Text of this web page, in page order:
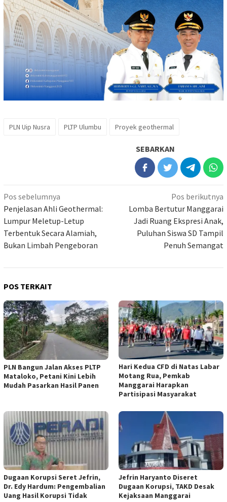
PLN Uip Nusra PLTP Ulumbu Proyek geothermal
SEBARKAN
Navigasi
pos
Pos sebelumnya
Penjelasan Ahli Geothermal:
Lumpur Meletup-Letup
Terbentuk Secara Alamiah,
Bukan Limbah Pengeboran
Pos berikutnya
Lomba Bertutur Manggarai
Jadi Ruang Ekspresi Anak,
Puluhan Siswa SD Tampil
Penuh Semangat
POS TERKAIT
PLN Bangun Jalan Akses PLTP
Mataloko, Petani Kini Lebih
Mudah Pasarkan Hasil Panen
Hari Kedua CFD di Natas Labar
Motang Rua, Pemkab
Manggarai Harapkan
Partisipasi Masyarakat
Dugaan Korupsi Seret Jefrin,
Dr. Edy Hardum: Pengembalian
Uang Hasil Korupsi Tidak
Jefrin Haryanto Diseret
Dugaan Korupsi, TAKD Desak
Kejaksaan Manggarai